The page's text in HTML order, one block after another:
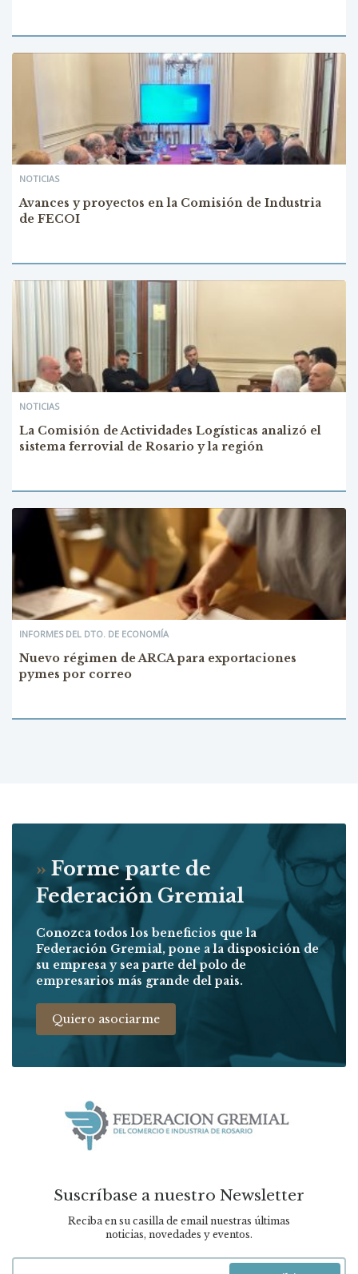
NOTICIAS
Avances y proyectos en la Comisión de Industria
de FECOI
NOTICIAS
La Comisión de Actividades Logísticas analizó el
sistema ferrovial de Rosario y la región
INFORMES DEL DTO. DE ECONOMÍA
Nuevo régimen de ARCA para exportaciones
pymes por correo
» Forme parte de
Federación Gremial
Conozca todos los beneficios que la
Federación Gremial, pone a la disposición de
su empresa y sea parte del polo de
empresarios más grande del pais.
Quiero asociarme
Suscríbase a nuestro Newsletter
Reciba en su casilla de email nuestras últimas
noticias, novedades y eventos.